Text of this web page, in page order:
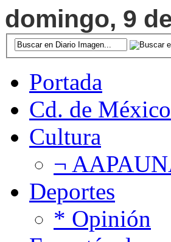
domingo, 9
Portada
Cd. de México
Cultura
¬
Deportes
* Opinión